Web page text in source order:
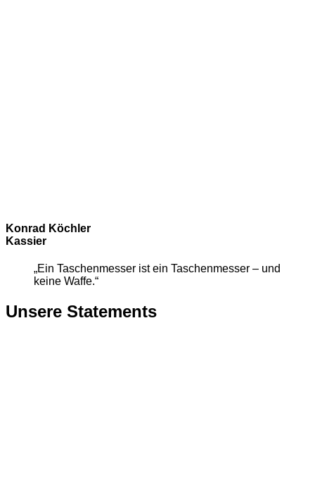
Konrad Köchler
Kassier
„Ein Taschenmesser ist ein Taschenmesser – und
keine Waffe.“
Unsere Statements